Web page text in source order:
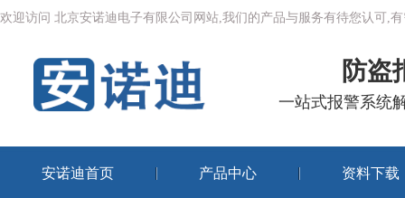
欢迎访问 北京安诺迪电子有限公司网站,我们的产品与服务有待您认可,
防盗
一站式报警系统
安诺迪首页 产品中心 资料下载